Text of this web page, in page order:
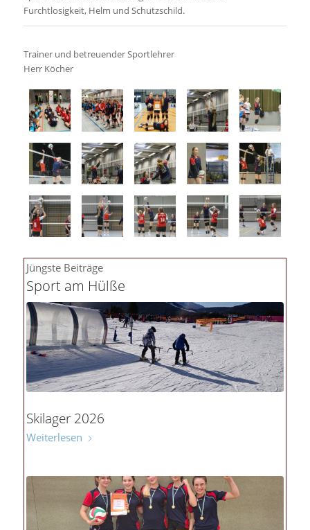
Furchtlosigkeit, Helm und Schutzschild.
Trainer und betreuender Sportlehrer
Herr Köcher
Jüngste Beiträge
Sport am Hülße
Skilager 2026
Weiterlesen